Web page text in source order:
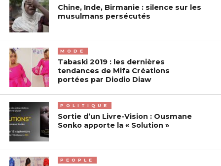
Chine, Inde, Birmanie : silence sur les
musulmans persécutés
MODE
Tabaski 2019 : les dernières
tendances de Mifa Créations
portées par Diodio Diaw
POLITIQUE
Sortie d’un Livre-Vision : Ousmane
Sonko apporte la « Solution »
PEOPLE